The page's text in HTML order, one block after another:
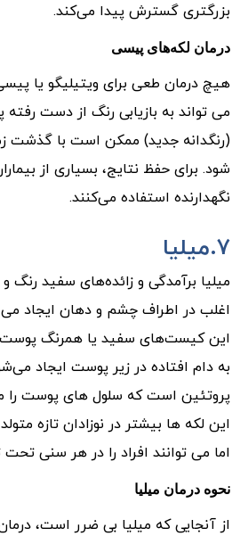
بزرگتری گسترش پیدا می‌کند.
درمان لکه‌های پیسی
هیچ درمان طعی برای ویتیلیگو یا
می تواند به بازیابی رنگ از دست
(رنگدانه جدید) ممکن است با گذشت
شود. برای حفظ نتایج، بسیاری از
نگهدارنده استفاده می‌کنند.
۷.میلیا
میلیا برآمدگی و زائده‌های سفید
اغلب در اطراف چشم و دهان ایجاد
این کیست‌های سفید یا همرنگ پوست
به دام افتاده در زیر پوست ایجاد
پروتئین است که سلول های پوست را
این لکه ها بیشتر در نوزادان تازه
اما می توانند افراد را در هر سنی تحت
نحوه درمان میلیا
از آنجایی که میلیا بی ضرر است،